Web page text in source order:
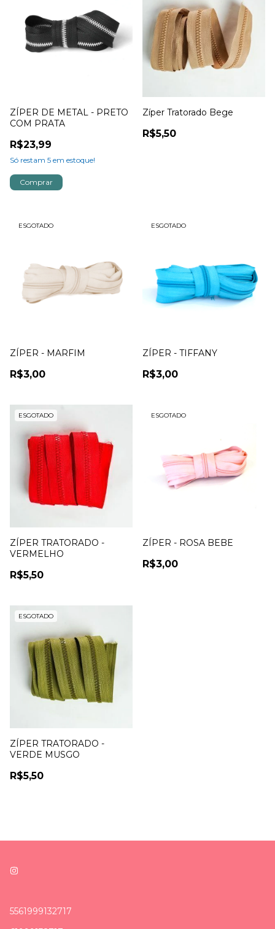
ZÍPER DE METAL - PRETO
COM PRATA
R$23,99
Só restam 5 em estoque!
Zíper Tratorado Bege
R$5,50
ESGOTADO
ZÍPER - MARFIM
R$3,00
ESGOTADO
ZÍPER - TIFFANY
R$3,00
ESGOTADO
ZÍPER TRATORADO -
VERMELHO
R$5,50
ESGOTADO
ZÍPER - ROSA BEBE
R$3,00
ESGOTADO
ZÍPER TRATORADO -
VERDE MUSGO
R$5,50
5561999132717